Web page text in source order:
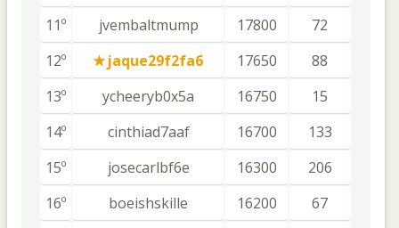
11º
jvembaltmump 17800
72
12º
jaque29f2fa6 17650
88
13º
ycheeryb0x5a 16750
15
14º
cinthiad7aaf 16700
133
15º
josecarlbf6e 16300
206
16º
boeishskille 16200
67